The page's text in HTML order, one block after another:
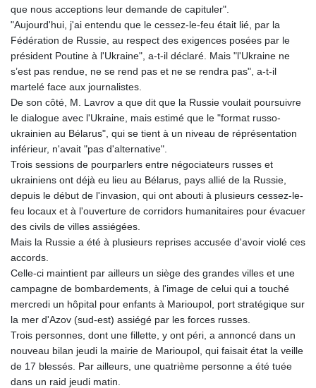
que nous acceptions leur demande de capituler".
"Aujourd'hui, j'ai entendu que le cessez-le-feu était lié, par la
Fédération de Russie, au respect des exigences posées par le
président Poutine à l'Ukraine", a-t-il déclaré. Mais "l'Ukraine ne
s’est pas rendue, ne se rend pas et ne se rendra pas", a-t-il
martelé face aux journalistes.
De son côté, M. Lavrov a que dit que la Russie voulait poursuivre
le dialogue avec l'Ukraine, mais estimé que le "format russo-
ukrainien au Bélarus", qui se tient à un niveau de réprésentation
inférieur, n'avait "pas d'alternative".
Trois sessions de pourparlers entre négociateurs russes et
ukrainiens ont déjà eu lieu au Bélarus, pays allié de la Russie,
depuis le début de l'invasion, qui ont abouti à plusieurs cessez-le-
feu locaux et à l'ouverture de corridors humanitaires pour évacuer
des civils de villes assiégées.
Mais la Russie a été à plusieurs reprises accusée d'avoir violé ces
accords.
Celle-ci maintient par ailleurs un siège des grandes villes et une
campagne de bombardements, à l'image de celui qui a touché
mercredi un hôpital pour enfants à Marioupol, port stratégique sur
la mer d'Azov (sud-est) assiégé par les forces russes.
Trois personnes, dont une fillette, y ont péri, a annoncé dans un
nouveau bilan jeudi la mairie de Marioupol, qui faisait état la veille
de 17 blessés. Par ailleurs, une quatrième personne a été tuée
dans un raid jeudi matin.